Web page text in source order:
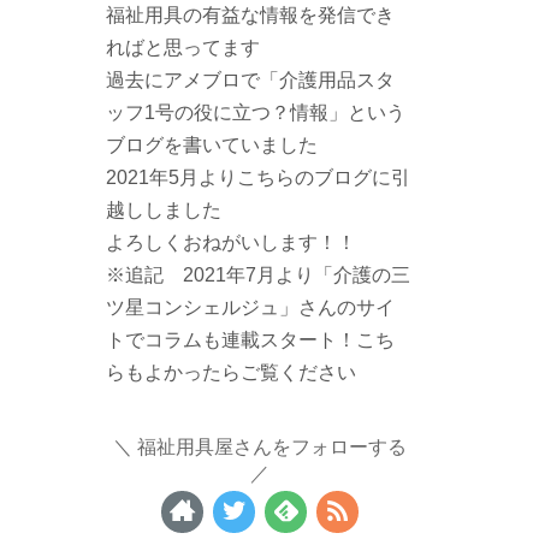
福祉用具の有益な情報を発信でき
ればと思ってます
過去にアメブロで「介護用品スタ
ッフ1号の役に立つ？情報」という
ブログを書いていました
2021年5月よりこちらのブログに引
越ししました
よろしくおねがいします！！
※追記 2021年7月より「介護の三
ツ星コンシェルジュ」さんのサイ
トでコラムも連載スタート！こち
らもよかったらご覧ください
福祉用具屋さんをフォローする